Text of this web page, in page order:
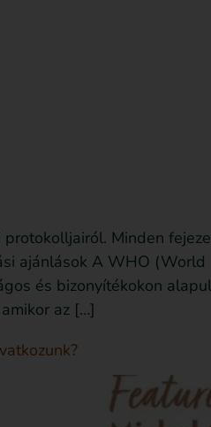
Minden
ajánlások A WHO (World
és bizonyítékokon
az […]